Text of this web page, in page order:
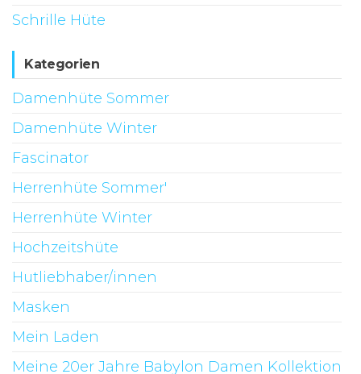
Schrille Hüte
Kategorien
Damenhüte Sommer
Damenhüte Winter
Fascinator
Herrenhüte Sommer'
Herrenhüte Winter
Hochzeitshüte
Hutliebhaber/innen
Masken
Mein Laden
Meine 20er Jahre Babylon Damen Kollektion